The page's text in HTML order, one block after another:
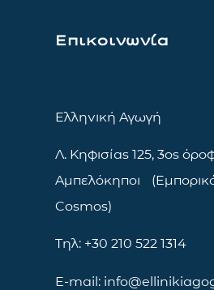
Επικοινωνία
Ελληνική Αγωγή
Λ. Κηφισίας 125, 3ος
Αμπελόκηποι
Cosmos)
Τηλ: +30 210 522 1314
E-mail: